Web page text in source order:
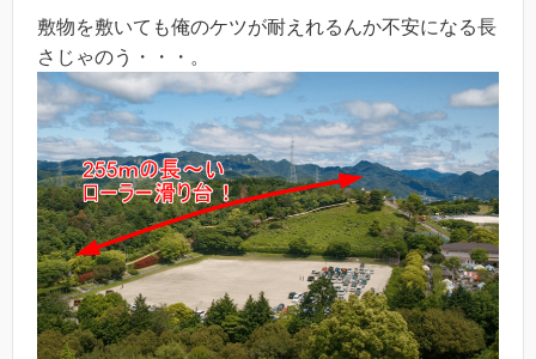
敷物を敷いても俺のケツが耐えれるんか不安になる長
さじゃのう・・・。